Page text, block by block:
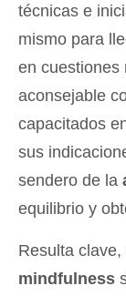
técnicas e
mismo para
en cuestiones
aconsejable
capacitados
sus
sendero de la
equilibrio y
Resulta
mindfulness